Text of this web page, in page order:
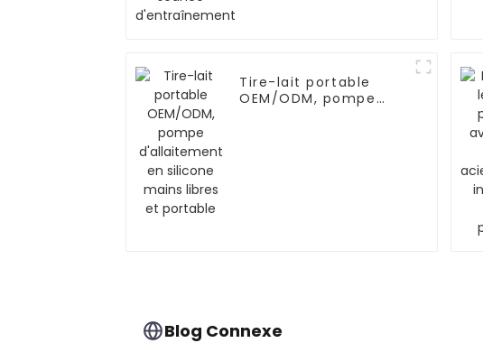
Tire-lait portable
OEM/ODM, pompe
Blog Connexe